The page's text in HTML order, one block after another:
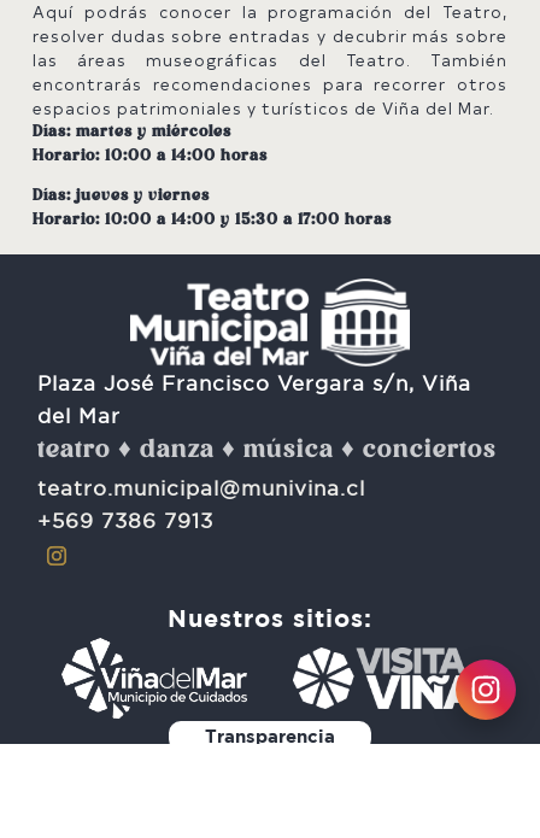
Aquí podrás conocer la programación del Teatro,
resolver dudas sobre entradas y decubrir más sobre
las áreas museográficas del Teatro. También
encontrarás recomendaciones para recorrer otros
espacios patrimoniales y turísticos de Viña del Mar.
Días: martes y miércoles
Horario: 10:00 a 14:00 horas
Días: jueves y viernes
Horario: 10:00 a 14:00 y 15:30 a 17:00 horas
Plaza José Francisco Vergara s/n, Viña
del Mar
teatro ♦ danza ♦ música ♦ conciertos
teatro.municipal@munivina.cl
+569 7386 7913
Nuestros sitios:
Transparencia